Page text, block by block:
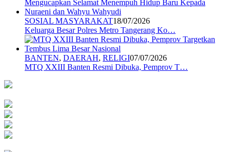
SOSIAL MASYARAKAT18/07/2026
Keluarga Besar Polres Metro Tangerang Ko…
BANTEN, DAERAH, RELIGI07/07/2026
MTQ XXIII Banten Resmi Dibuka, Pemprov T…